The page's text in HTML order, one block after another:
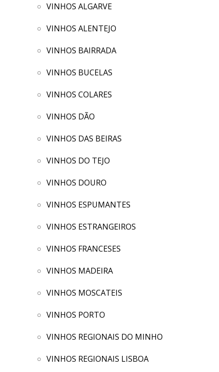
VINHOS ALGARVE
VINHOS ALENTEJO
VINHOS BAIRRADA
VINHOS BUCELAS
VINHOS COLARES
VINHOS DÃO
VINHOS DAS BEIRAS
VINHOS DO TEJO
VINHOS DOURO
VINHOS ESPUMANTES
VINHOS ESTRANGEIROS
VINHOS FRANCESES
VINHOS MADEIRA
VINHOS MOSCATEIS
VINHOS PORTO
VINHOS REGIONAIS DO MINHO
VINHOS REGIONAIS LISBOA